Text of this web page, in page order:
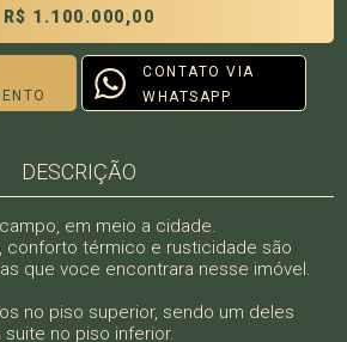
R$ 1.100.000,00
CONTATO VIA
WHATSAPP
DESCRIÇÃO
em meio a cidade.
conforto térmico e rusticidade são
que voce encontrara nesse imóvel.
no piso superior, sendo um deles
no piso inferior.